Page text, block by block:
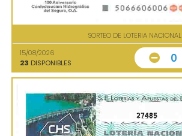
SORTEO DE LOTERIA NACIONAL
15/08/2026
23 DISPONIBLES 0
27485